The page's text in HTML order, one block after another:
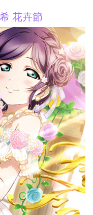
花卉節